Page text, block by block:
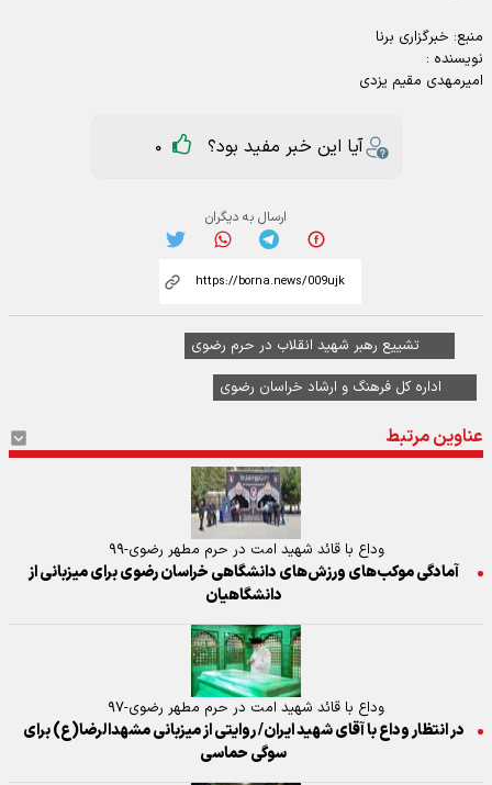
منبع: خبرگزاری برنا
نویسنده :
امیرمهدی مقیم یزدی
آیا این خبر مفید بود؟ 0
ارسال به دیگران
تشییع رهبر شهید انقلاب در حرم رضوی
اداره کل فرهنگ و ارشاد خراسان رضوی
عناوین مرتبط
وداع با قائد شهید امت در حرم مطهر رضوی-۹۹
آمادگی موکب‌های ورزش‌های دانشگاهی خراسان رضوی برای میزبانی از
دانشگاهیان
وداع با قائد شهید امت در حرم مطهر رضوی-۹۷
در انتظار وداع با آقای شهید ایران/ روایتی از میزبانی مشهدالرضا(ع) برای
سوگی حماسی